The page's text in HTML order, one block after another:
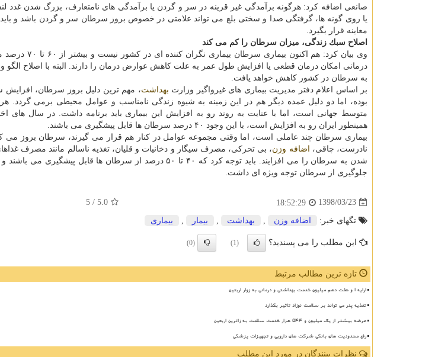
صانعی اضافه كرد: هرگونه برآمدگی غیر قرینه در سر و گردن یا برآمدگی های نامتعارف، بزرگ شدن غدد
یا روی گونه ها، گرفتگی صدا و سختی بلع می تواند علامتی در خصوص بروز سرطان سر و گردن باشد و
معاینه قرار بگیرد.
اصلاح سبك زندگی، میزان سرطان را كم می كند
وی بیان كرد: هم
درمانی امكان درمان قطعی یا افزایش طول عمر به علت كاهش عوارض درمان را دارند. البته با اصلاح الگو
به سرطان در كشور كاهش خواهد یافت.
بر اساس اعلام دفتر مدیریت بیماری های غیرواگیر وزارت بهداشت، مهم ترین دلیل بروز سرطان،
بوده، اما دو دلیل عمده دیگر هم در این زمینه به شیوه زندگی نامناسب و عوامل محیطی برمی گردد.
متوسط جهانی است، اما با عنایت به روند رو به افزایش این بیماری باید برنامه داشت. در سال
همینطور ایران رو به افزایش است، با این وجود ۴۰ درصد سرطان ها قابل پیشگیری می باشند.
بیماری سرطان چند عاملی است، اما وقتی مجموعه عوامل در كنار هم قرار می گیرند، سرطان بروز می
نادرست، چاقی،
اضافه وزن، بی تحركی، مصرف سیگار و دخانیات و قلیان، تغذیه ناسالم مانند مصرف
شدن به سرطان را می افزایند. باید توجه كرد كه ۴۰ تا ۵۰ درصد از سرطان ها
جلوگیری از سرطان توجه ویژه ای داشت.
1398/03/23
18:52:29
5.0
/ 5
تگهای خبر: اضافه وزن بهداشت بیمار بیماری
این مطلب را می پسندید؟ (1)
(0)
تازه ترین مطالب مرتبط
ارایه ۱ و هفت دهم میلیون خدمت بهداشتی و درمانی به زوار اربعین
تغذیه پدر می تواند بر سلامت نوزاد تاثیر بگذارد
عرضه بیشتر از یک میلیون و ۵۴۴ هزار خدمت سلامت به زائرین اربعین
رفع محدودیت های بانکی شرکت های دارویی و تجهیزات پزشکی
نظرات بینندگان در مورد این مطلب